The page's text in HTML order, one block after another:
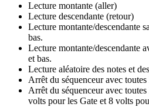
Lecture montante (aller)
Lecture descendante (retour)
Lecture montante/descendante
bas.
Lecture montante/descendante
et bas.
Lecture aléatoire des notes et
Arrêt du séquenceur avec toutes
Arrêt du séquenceur avec
volts pour les Gate et 8 volts